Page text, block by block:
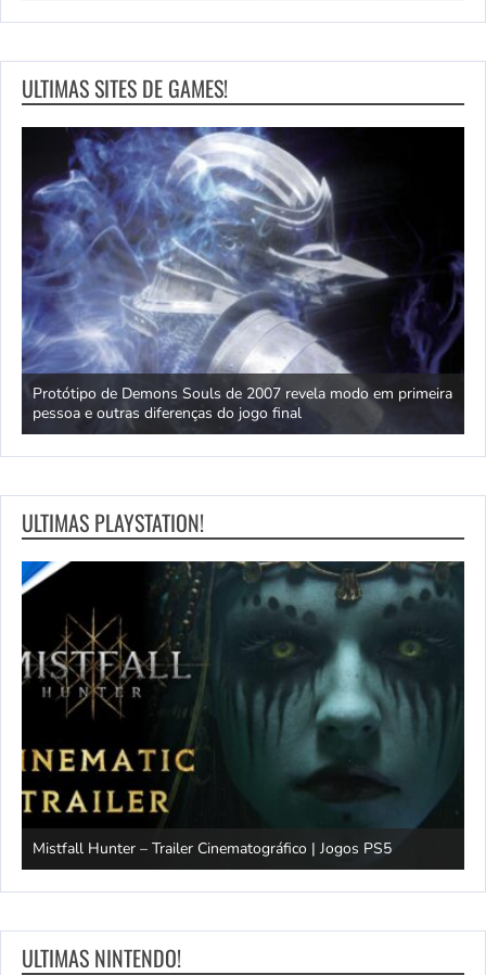
ULTIMAS SITES DE GAMES!
Protótipo de Demons Souls de 2007 revela modo em primeira
pessoa e outras diferenças do jogo final
ULTIMAS PLAYSTATION!
Mistfall Hunter – Trailer Cinematográfico | Jogos PS5
ULTIMAS NINTENDO!